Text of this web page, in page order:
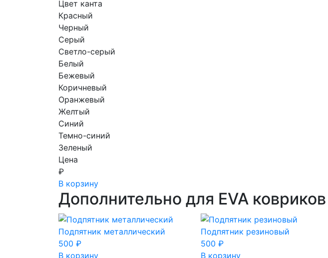
Цвет канта
Красный
Черный
Серый
Светло-серый
Белый
Бежевый
Коричневый
Оранжевый
Желтый
Синий
Темно-синий
Зеленый
Цена
₽
В корзину
Дополнительно для EVA ковриков
Подпятник металлический
500 ₽
В корзину
Подпятник резиновый
500 ₽
В корзину